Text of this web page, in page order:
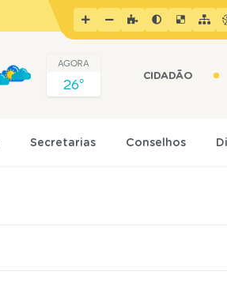
CIDADÃO
AGORA
26º
Secretarias Conselhos